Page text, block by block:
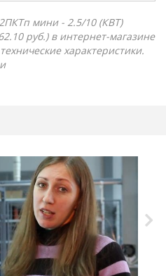
мини - 2.5/10 (КВТ)
руб.) в интернет-магазине
характеристики.